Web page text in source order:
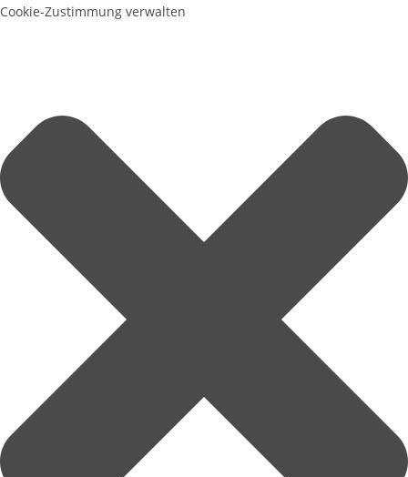
Cookie-Zustimmung verwalten